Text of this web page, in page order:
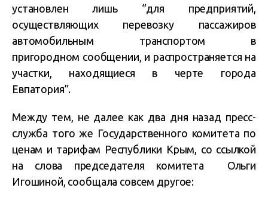
установлен лишь “для предприятий,
осуществляющих перевозку пассажиров
автомобильным транспортом в
пригородном сообщении, и распространяется на
участки, находящиеся в черте города
Евпатория”.
Между тем, не далее как два дня назад пресс-
служба того же Государственного комитета по
ценам и тарифам Республики Крым, со ссылкой
на слова председателя комитета Ольги
Игошиной, сообщала совсем другое: